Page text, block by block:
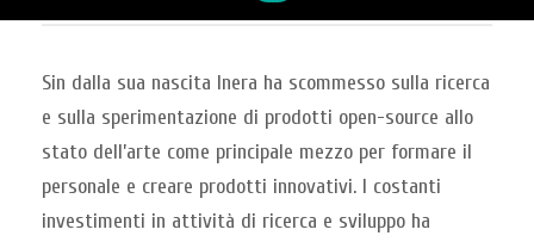
Sin dalla sua nascita Inera ha scommesso sulla ricerca
e sulla sperimentazione di prodotti open-source allo
stato dell’arte come principale mezzo per formare il
personale e creare prodotti innovativi. I costanti
investimenti in attività di ricerca e sviluppo ha